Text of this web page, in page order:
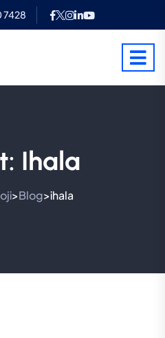
7428
Ihala
>Blog>ihala